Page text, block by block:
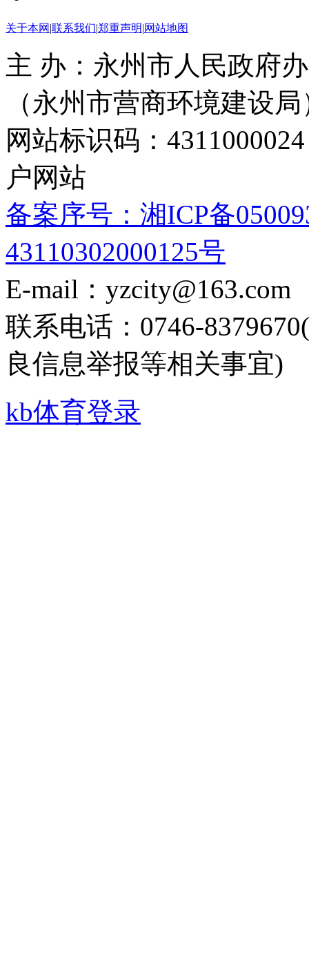
关于本网 |联系我们|郑重声明|网站地图
主 办：永州市人民政府
（永州市营商环境建设局
网站标识码：
户网站
备案序号：湘ICP备
43110302000125号
E-mail：yzcity@163.com
联系电话：0746-
良信息举报等相关事宜)
kb体育登录